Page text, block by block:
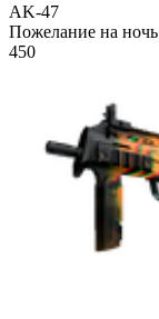
AK-47
Пожелание на ночь
450